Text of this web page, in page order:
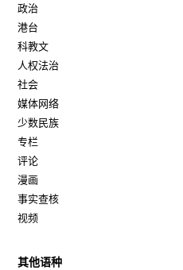
政治
港台
科教文
人权法治
社会
媒体网络
少数民族
专栏
评论
漫画
事实查核
视频
其他语种